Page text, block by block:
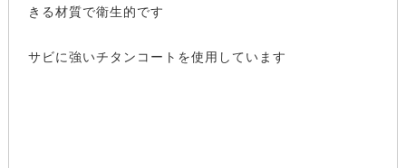
きる材質で衛生的です
サビに強いチタンコートを使用しています